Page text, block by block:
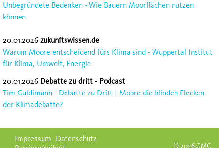
Unbegründete Bedenken - Wie Bauern Moorflächen nutzen
können
20.01.2026 zukunftswissen.de
Warum Moore entscheidend fürs Klima sind - Wuppertal Institut
für Klima, Umwelt, Energie
20.01.2026 Debatte zu dritt - Podcast
Tim Guldimann - Debatte zu Dritt | Moore die blinden Flecken
der Klimadebatte?
© 2026 GMC
Navigation
Impressum Datenschutz